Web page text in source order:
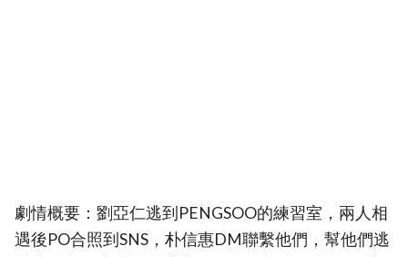
劇情概要：劉亞仁逃到PENGSOO的練習室，兩人相
遇後PO合照到SNS，朴信惠DM聯繫他們，幫他們逃